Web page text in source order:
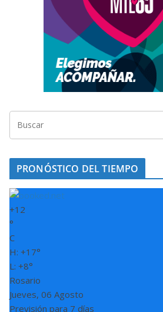
PRONÓSTICO DEL TIEMPO
+12
°
C
H: +17°
L: +8°
Rosario
Jueves, 06 Agosto
Previsión para 7 días